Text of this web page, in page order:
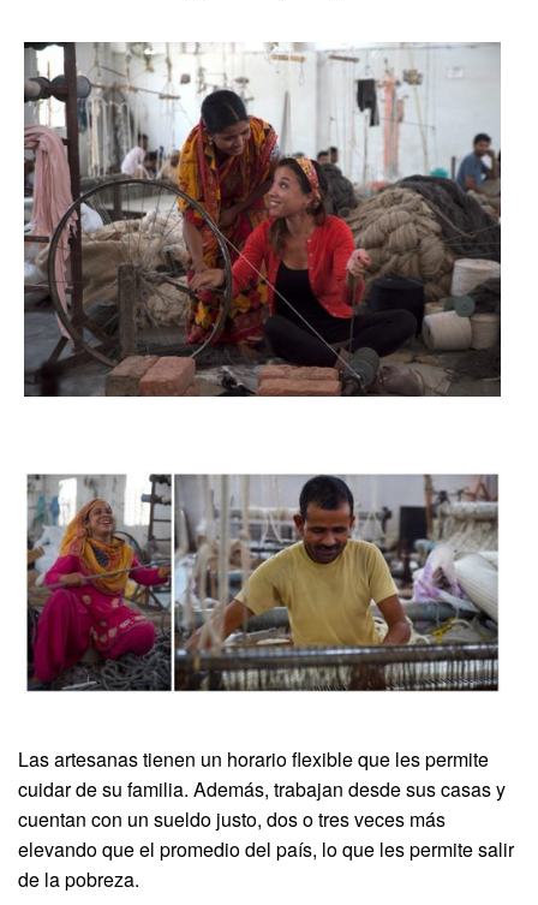
Las artesanas tienen un horario flexible que les permite
cuidar de su familia. Además, trabajan desde sus casas y
cuentan con un sueldo justo, dos o tres veces más
elevando que el promedio del país, lo que les permite salir
de la pobreza.